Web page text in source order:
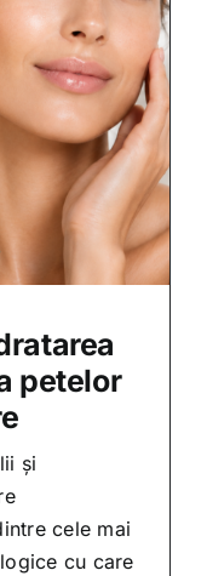
petelor
și
cele mai
cu care